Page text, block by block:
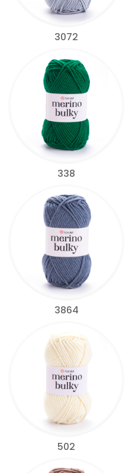
3072
338
3864
502